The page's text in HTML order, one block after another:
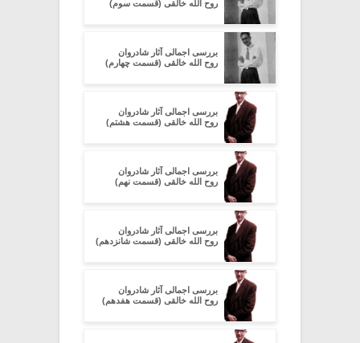
روح الله خالقی (قسمت سوم)
بررسی اجمالی آثار شادروان
روح الله خالقی (قسمت چهارم)
بررسی اجمالی آثار شادروان
روح الله خالقی (قسمت هشتم)
بررسی اجمالی آثار شادروان
روح الله خالقی (قسمت نهم)
بررسی اجمالی آثار شادروان
روح الله خالقی (قسمت شانزدهم)
بررسی اجمالی آثار شادروان
روح الله خالقی (قسمت هفدهم)